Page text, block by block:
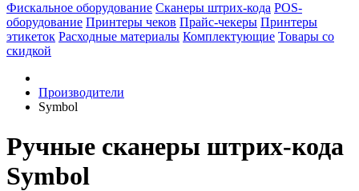
Фискальное оборудование Сканеры штрих-кода POS-
оборудование Принтеры чеков Прайс-чекеры Принтеры
этикеток Расходные материалы Комплектующие Товары со
скидкой
Производители
Symbol
Ручные сканеры штрих-кода
Symbol